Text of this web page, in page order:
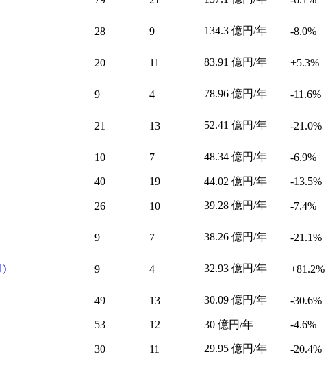
28 9 134.3 億円/年 -8.0%
20 11 83.91 億円/年 +5.3%
9 4 78.96 億円/年 -11.6%
21 13 52.41 億円/年 -21.0%
10 7 48.34 億円/年 -6.9%
40 19 44.02 億円/年 -13.5%
26 10 39.28 億円/年 -7.4%
9 7 38.26 億円/年 -21.1%
9 4 32.93 億円/年 +81.2%
49 13 30.09 億円/年 -30.6%
53 12 30 億円/年 -4.6%
30 11 29.95 億円/年 -20.4%